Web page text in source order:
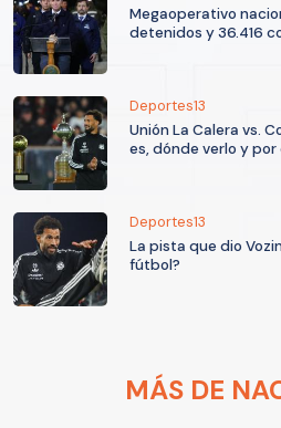
Megaoperativo
detenidos y 36.416
Deportes13
Unión La Calera vs.
es, dónde verlo y por
Deportes13
La pista que dio
fútbol?
MÁS DE